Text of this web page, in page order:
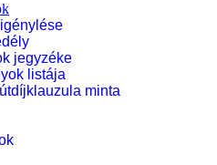
jegyzéke
listája
minta